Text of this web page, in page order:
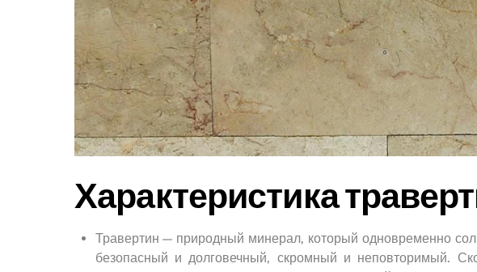
Характеристика
Травертин — природный минерал, который одновременно
безопасный и долговечный, скромный и неповторимый.